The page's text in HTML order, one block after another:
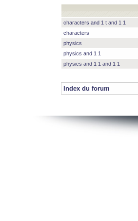
characters and 1 t and 1 1
characters
physics
physics and 1 1
physics and 1 1 and 1 1
Index du forum